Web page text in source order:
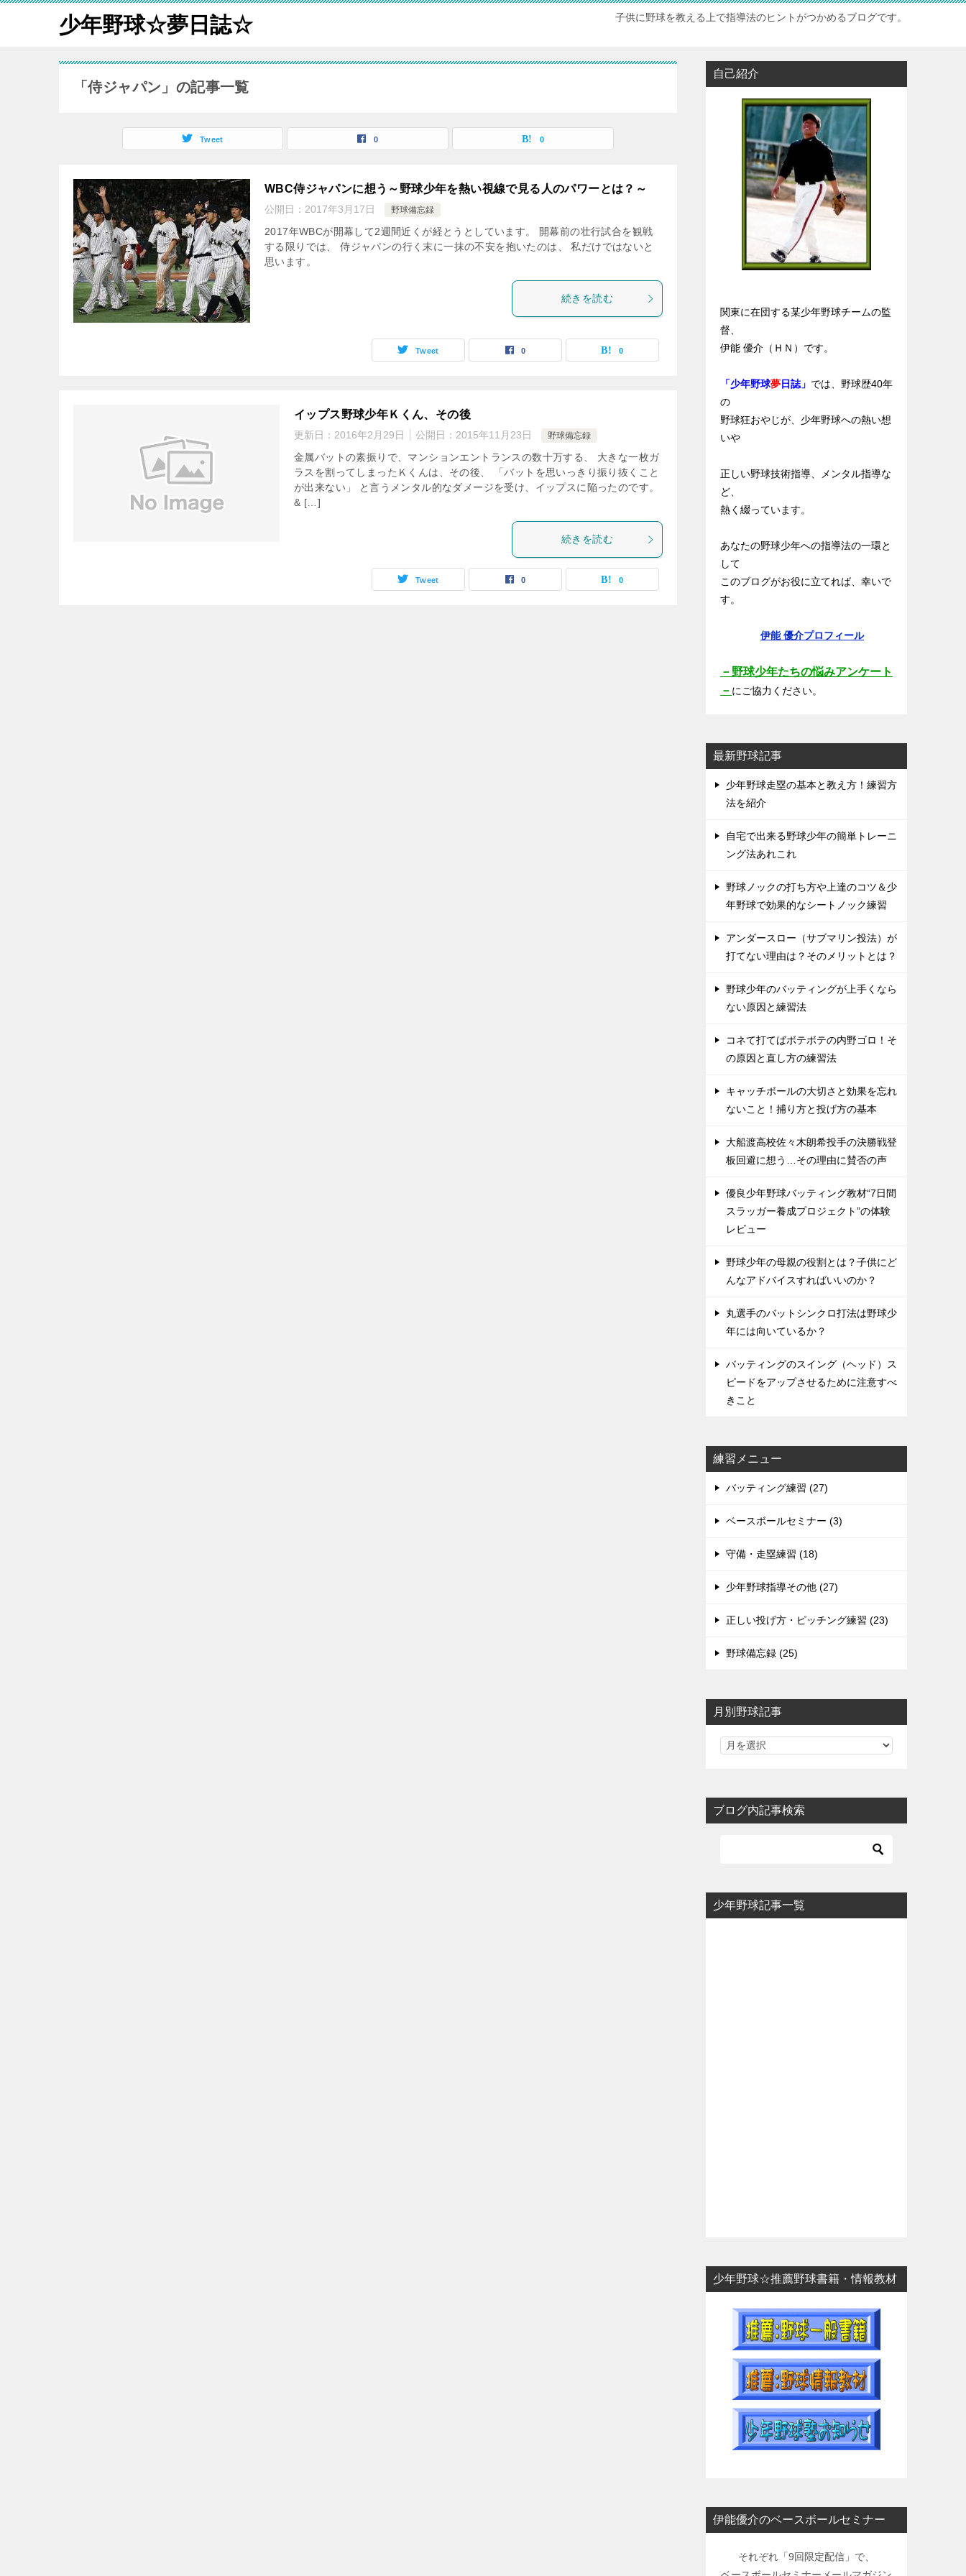
少年野球☆夢日誌☆ 子供に野球を教える上で指導法のヒントがつかめるブログです。
「侍ジャパン」の記事一覧
Tweet 0 0
WBC侍ジャパンに想う～野球少年を熱い視線で見る人のパワーとは？～
公開日： 2017年3月17日 野球備忘録
2017年WBCが開幕して2週間近くが経とうとしています。 開幕前の壮行試合を観戦
する限りでは、 侍ジャパンの行く末に一抹の不安を抱いたのは、 私だけではないと
思います。
続きを読む
Tweet 0 0
イップス野球少年Ｋくん、その後
更新日： 2016年2月29日 公開日： 2015年11月23日 野球備忘録
金属バットの素振りで、マンションエントランスの数十万する、 大きな一枚ガ
ラスを割ってしまったＫくんは、その後、 「バットを思いっきり振り抜くこと
が出来ない」 と言うメンタル的なダメージを受け、イップスに陥ったのです。
& […]
続きを読む
Tweet 0 0
自己紹介
関東に在団する某少年野球チームの監
督、
伊能 優介（ＨＮ）です。
「少年野球夢日誌」 では、野球歴40年
の
野球狂おやじが、少年野球への熱い想
いや
正しい野球技術指導、メンタル指導な
ど、
熱く綴っています。
あなたの野球少年への指導法の一環と
して
このブログがお役に立てれば、幸いで
す。
伊能 優介プロフィール
－野球少年たちの悩みアンケート
－ にご協力ください。
最新野球記事
少年野球走塁の基本と教え方！練習方
法を紹介
自宅で出来る野球少年の簡単トレーニ
ング法あれこれ
野球ノックの打ち方や上達のコツ＆少
年野球で効果的なシートノック練習
アンダースロー（サブマリン投法）が
打てない理由は？そのメリットとは？
野球少年のバッティングが上手くなら
ない原因と練習法
コネて打てばボテボテの内野ゴロ！そ
の原因と直し方の練習法
キャッチボールの大切さと効果を忘れ
ないこと！捕り方と投げ方の基本
大船渡高校佐々木朗希投手の決勝戦登
板回避に想う…その理由に賛否の声
優良少年野球バッティング教材“7日間
スラッガー養成プロジェクト”の体験
レビュー
野球少年の母親の役割とは？子供にど
んなアドバイスすればいいのか？
丸選手のバットシンクロ打法は野球少
年には向いているか？
バッティングのスイング（ヘッド）ス
ピードをアップさせるために注意すべ
きこと
練習メニュー
バッティング練習 (27)
ベースボールセミナー (3)
守備・走塁練習 (18)
少年野球指導その他 (27)
正しい投げ方・ピッチング練習 (23)
野球備忘録 (25)
月別野球記事
ブログ内記事検索
少年野球記事一覧
少年野球☆推薦野球書籍・情報教材
伊能優介のベースボールセミナー
それぞれ「9回限定配信」で、